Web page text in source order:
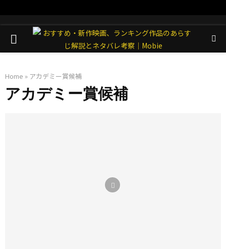
PRIMARY
Home » アカデミー賞候補
アカデミー賞候補